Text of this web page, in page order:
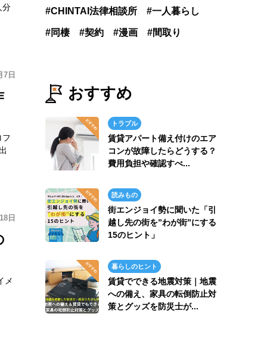
分
7日
フ
日
メ
CHINTAI法律相談所 一人暮らし
同棲 契約 漫画 間取り
おすすめ
トラブル
賃貸アパート備え付けのエア
コンが故障したらどうする？
費用負担や確認すべ...
読みもの
街エンジョイ勢に聞いた「引
越し先の街を”わが街”にする
15のヒント」
暮らしのヒント
賃貸でできる地震対策｜地震
への備え、家具の転倒防止対
策とグッズを防災士が...